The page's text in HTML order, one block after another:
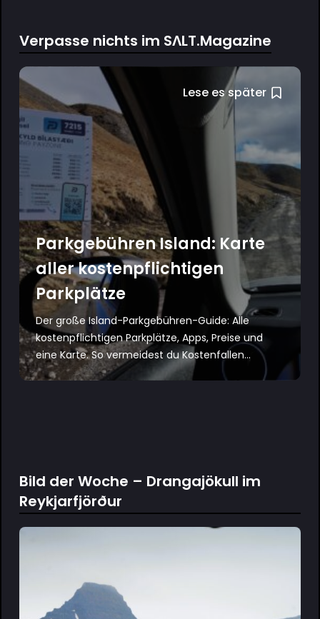
Verpasse nichts im SΛLT.Magazine
Lese es später
Parkgebühren Island: Karte
aller kostenpflichtigen
Parkplätze
Der große Island-Parkgebühren-Guide: Alle
kostenpflichtigen Parkplätze, Apps, Preise und
eine Karte. So vermeidest du Kostenfallen...
Bild der Woche – Drangajökull im
Reykjarfjörður